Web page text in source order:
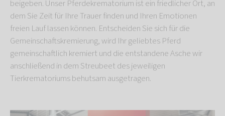
beigeben. Unser Pferdekrematorium ist ein friedlicher Ort, an
dem Sie Zeit für Ihre Trauer finden und Ihren Emotionen
freien Lauf lassen können. Entscheiden Sie sich für die
Gemeinschaftskremierung, wird Ihr geliebtes Pferd
gemeinschaftlich kremiert und die entstandene Asche wir
anschließend in dem Streubeet des jeweiligen
Tierkrematoriums behutsam ausgetragen.